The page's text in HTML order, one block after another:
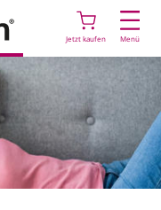
Jetzt kaufen Menü